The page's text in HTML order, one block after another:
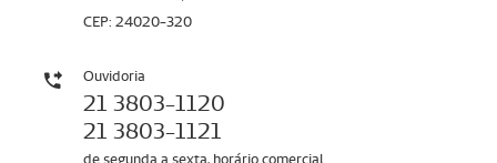
CEP: 24020-320
Ouvidoria
21 3803-1120
21 3803-1121